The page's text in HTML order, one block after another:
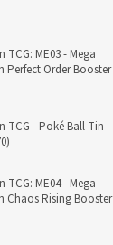
TCG: ME03 - Mega
Perfect Order Booster
TCG - Poké Ball Tin
TCG: ME04 - Mega
Chaos Rising Booster